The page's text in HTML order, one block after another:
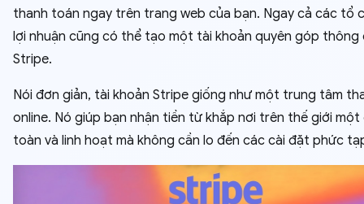
thanh toán ngay trên trang web của bạn. Ngay cả các tổ
lợi nhuận cũng có thể tạo một tài khoản quyên góp thông
Stripe.
Nói đơn giản, tài khoản Stripe giống như một trung tâm
online. Nó giúp bạn nhận tiền từ khắp nơi trên thế giới một
toàn và linh hoạt mà không cần lo đến các cài đặt phức